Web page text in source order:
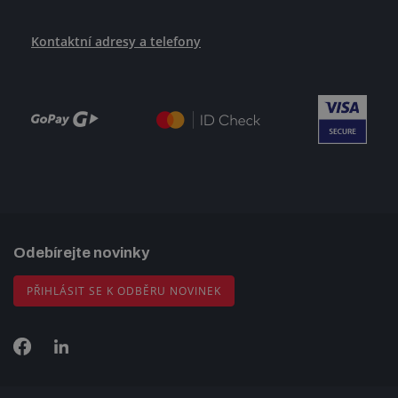
Kontaktní adresy a telefony
Odebírejte novinky
PŘIHLÁSIT SE K ODBĚRU NOVINEK